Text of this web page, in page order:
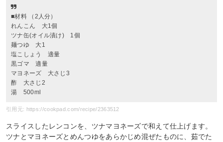
■材料 （2人分）
れんこん 大1個
ツナ缶(オイル漬け) 1個
麺つゆ 大1
塩こしょう 適量
黒ゴマ 適量
マヨネーズ 大さじ3
酢 大さじ2
湯 500ml
引用元: https://cookpad.com/recipe/2363512
スライスしたレンコンを、ツナマヨネーズで和えて仕上げます。
ツナとマヨネーズとめんつゆをあらかじめ混ぜたものに、茹でた